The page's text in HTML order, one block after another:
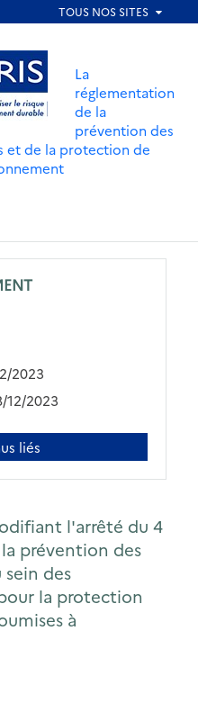
au menu
La
réglementation
de la
prévention des
et de la protection de
2023
12/2023
liés
l'arrêté du 4
prévention des
sein des
la protection
à